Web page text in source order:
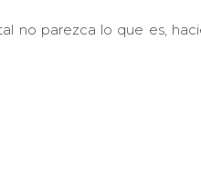
no parezca lo que es,